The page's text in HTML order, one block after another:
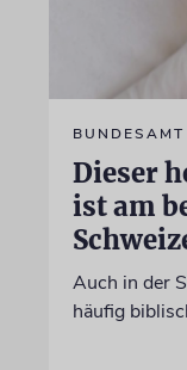
Dieser
ist am
Auch in der
häufig